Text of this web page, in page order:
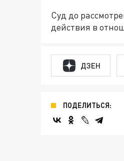
Суд до
действия в
ДЗЕН
ПОДЕЛИТЬСЯ: